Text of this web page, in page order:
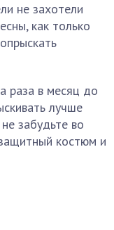
не захотели
как только
раза в месяц до
лучше
забудьте во
костюм и